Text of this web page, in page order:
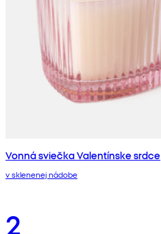
Vonná sviečka Valentínske srdce
v sklenenej nádobe
2